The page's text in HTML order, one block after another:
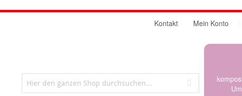
Mein Konto
Kontakt